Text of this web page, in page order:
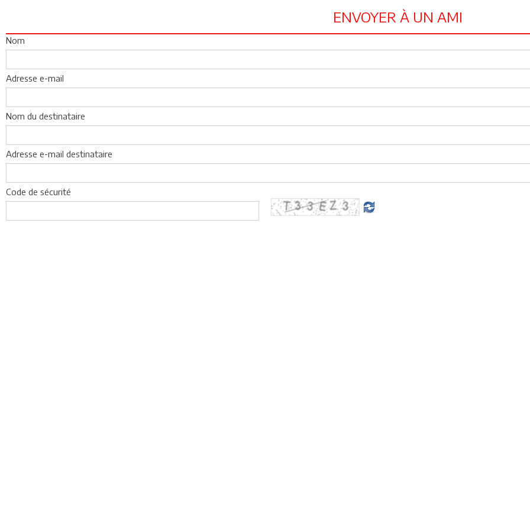
ENVOYER À UN AMI
Nom
Adresse e-mail
Nom du destinataire
Adresse e-mail destinataire
Code de sécurité